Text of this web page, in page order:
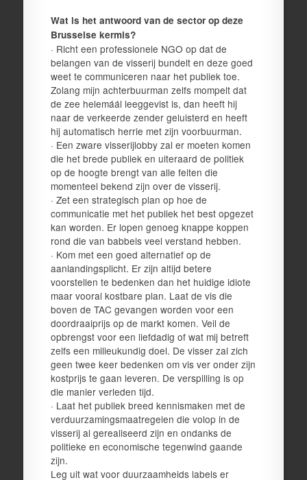
Wat is het antwoord van de sector op deze
Brusselse kermis?
· Richt een professionele NGO op dat de
belangen van de visserij bundelt en deze goed
weet te communiceren naar het publiek toe.
Zolang mijn achterbuurman zelfs mompelt dat
de zee helemáál leeggevist is, dan heeft hij
naar de verkeerde zender geluisterd en heeft
hij automatisch herrie met zijn voorbuurman.
· Een zware visserijlobby zal er moeten komen
die het brede publiek en uiteraard de politiek
op de hoogte brengt van alle feiten die
momenteel bekend zijn over de visserij.
· Zet een strategisch plan op hoe de
communicatie met het publiek het best opgezet
kan worden. Er lopen genoeg knappe koppen
rond die van babbels veel verstand hebben.
· Kom met een goed alternatief op de
aanlandingsplicht. Er zijn altijd betere
voorstellen te bedenken dan het huidige idiote
maar vooral kostbare plan. Laat de vis die
boven de TAC gevangen worden voor een
doordraaiprijs op de markt komen. Veil de
opbrengst voor een liefdadig of wat mij betreft
zelfs een milieukundig doel. De visser zal zich
geen twee keer bedenken om vis ver onder zijn
kostprijs te gaan leveren. De verspilling is op
die manier verleden tijd.
· Laat het publiek breed kennismaken met de
verduurzamingsmaatregelen die volop in de
visserij al gerealiseerd zijn en ondanks de
politieke en economische tegenwind gaande
zijn.
Leg uit wat voor duurzaamheids labels er